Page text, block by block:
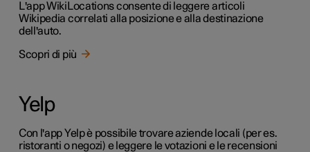
L'app WikiLocations consente di leggere articoli
Wikipedia correlati alla posizione e alla destinazione
dell'auto.
Scopri di più
Yelp
Con l'app Yelp è possibile trovare aziende locali (per es.
ristoranti o negozi) e leggere le votazioni e le recensioni